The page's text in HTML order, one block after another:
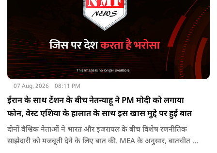
07 Aug, 2026 08:11 PM
ईरान के साथ टेंशन के बीच नेतन्याहू ने PM मोदी को लगाया
फोन, वेस्ट एशिया के हालात के साथ इस खास मुद्दे पर हुई बात
दोनों वैश्विक नेताओं ने भारत और इजरायल के बीच विशेष रणनीतिक
साझेदारी को मजबूती देने के ल‍िए बात की. MEA के अनुसार, बातचीत की